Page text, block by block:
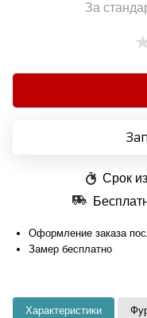
За
Срок
Оформление заказа
Замер бесплатно
Характеристики